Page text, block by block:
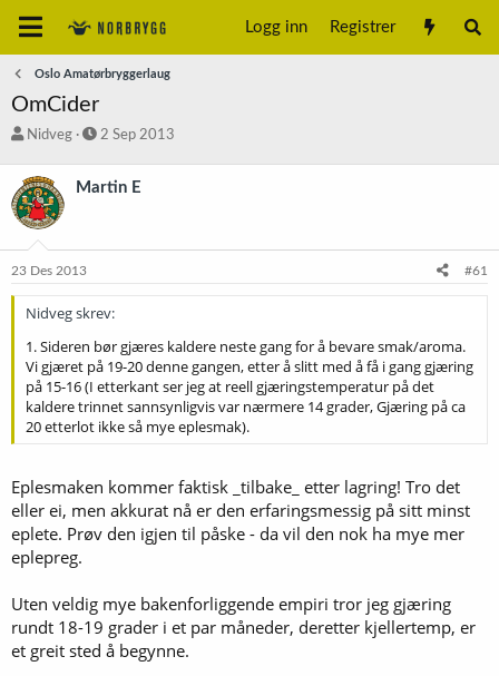
Logg inn Registrer
Oslo Amatørbryggerlaug
OmCider
T
å
d
s
a
r
t
e
Nidveg
S
r
a
o
2 Sep 2013
Martin E
23 Des 2013 #61
Nidveg skrev:
1. Sideren bør gjæres kaldere neste gang for å bevare smak/aroma.
Vi gjæret på 19-20 denne gangen, etter å slitt med å få i gang gjæring
på 15-16 (I etterkant ser jeg at reell gjæringstemperatur på det
kaldere trinnet sannsynligvis var nærmere 14 grader, Gjæring på ca
20 etterlot ikke så mye eplesmak).
Eplesmaken kommer faktisk _tilbake_ etter lagring! Tro det
eller ei, men akkurat nå er den erfaringsmessig på sitt minst
eplete. Prøv den igjen til påske - da vil den nok ha mye mer
eplepreg.
Uten veldig mye bakenforliggende empiri tror jeg gjæring
rundt 18-19 grader i et par måneder, deretter kjellertemp, er
et greit sted å begynne.